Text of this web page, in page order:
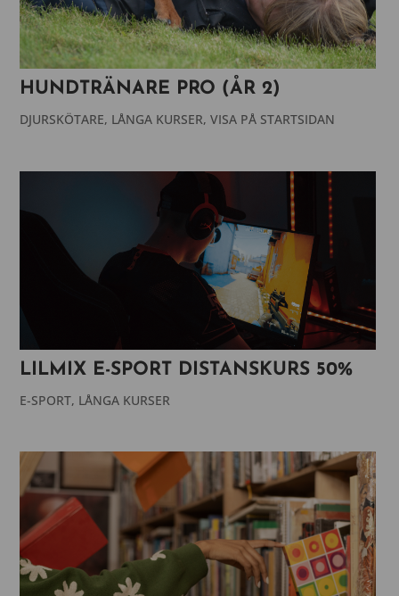
HUNDTRÄNARE PRO (ÅR 2)
DJURSKÖTARE, LÅNGA KURSER,VISA PÅ STARTSIDAN
LILMIX E-SPORT DISTANSKURS 50%
E-SPORT, LÅNGA KURSER